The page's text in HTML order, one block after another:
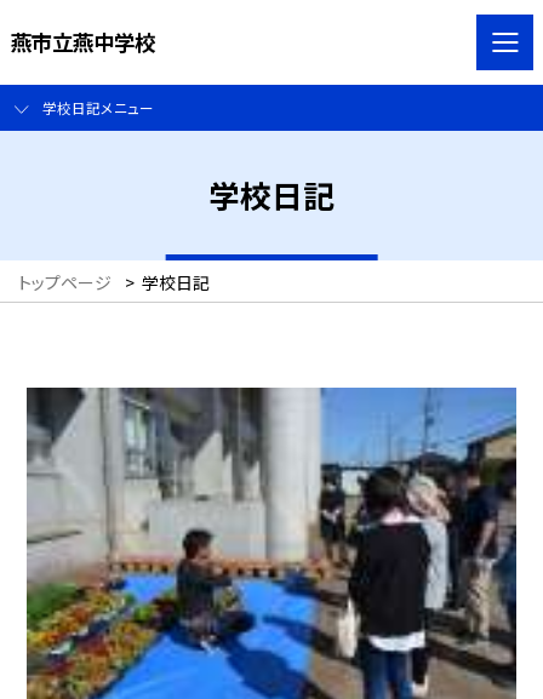
燕市立燕中学校
学校日記メニュー
学校日記
トップページ > 学校日記